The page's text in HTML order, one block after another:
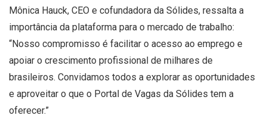
Mônica Hauck, CEO e cofundadora da Sólides, ressalta a
importância da plataforma para o mercado de trabalho:
“Nosso compromisso é facilitar o acesso ao emprego e
apoiar o crescimento profissional de milhares de
brasileiros. Convidamos todos a explorar as oportunidades
e aproveitar o que o Portal de Vagas da Sólides tem a
oferecer.”